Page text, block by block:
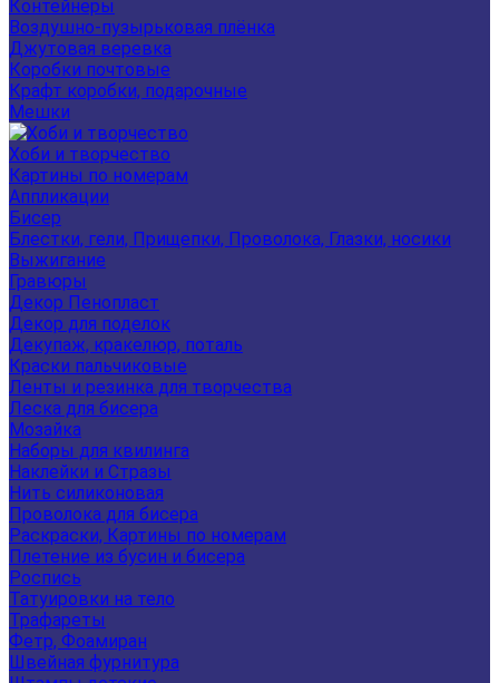
Контейнеры
Воздушно-пузырьковая плёнка
Джутовая веревка
Коробки почтовые
Крафт коробки, подарочные
Мешки
Хоби и творчество
Картины по номерам
Аппликации
Бисер
Блестки, гели, Прищепки, Проволока, Глазки, носики
Выжигание
Гравюры
Декор Пенопласт
Декор для поделок
Декупаж, кракелюр, поталь
Краски пальчиковые
Ленты и резинка для творчества
Леска для бисера
Мозайка
Наборы для квилинга
Наклейки и Стразы
Нить силиконовая
Проволока для бисера
Раскраски, Картины по номерам
Плетение из бусин и бисера
Роспись
Татуировки на тело
Трафареты
Фетр, Фоамиран
Швейная фурнитура